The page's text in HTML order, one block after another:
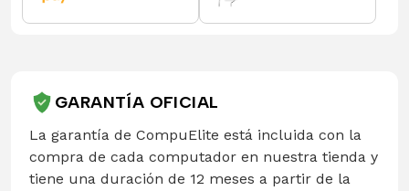
GARANTÍA OFICIAL
La garantía de CompuElite está incluida con la
compra de cada computador en nuestra tienda y
tiene una duración de 12 meses a partir de la